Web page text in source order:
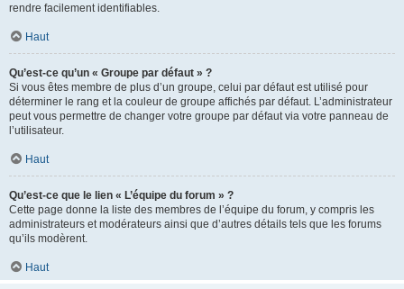
rendre facilement identifiables.
Haut
Qu’est-ce qu’un « Groupe par défaut » ?
Si vous êtes membre de plus d’un groupe, celui par défaut est utilisé pour
déterminer le rang et la couleur de groupe affichés par défaut. L’administrateur
peut vous permettre de changer votre groupe par défaut via votre panneau de
l’utilisateur.
Haut
Qu’est-ce que le lien « L’équipe du forum » ?
Cette page donne la liste des membres de l’équipe du forum, y compris les
administrateurs et modérateurs ainsi que d’autres détails tels que les forums
qu’ils modèrent.
Haut